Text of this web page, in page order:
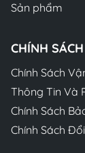
Sản phẩm
CHÍNH SÁCH
Chính Sách
Thông Tin Và
Chính Sách
Chính Sách